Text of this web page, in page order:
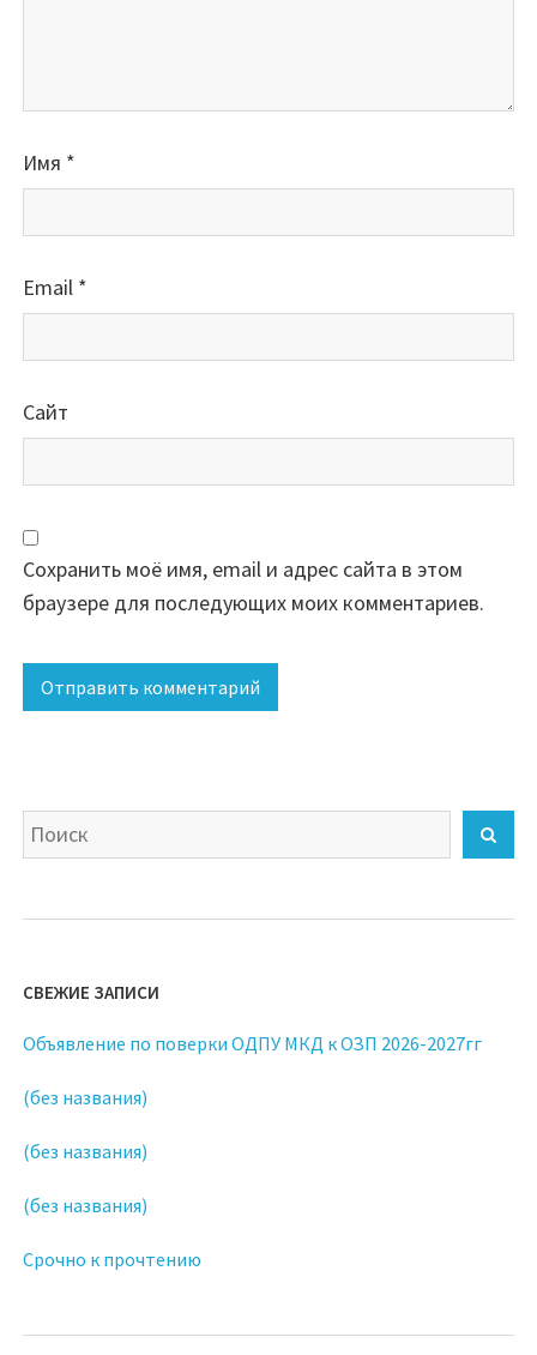
Имя *
Email *
Сайт
Сохранить моё имя, email и адрес сайта в этом
браузере для последующих моих комментариев.
Найти:
СВЕЖИЕ ЗАПИСИ
Объявление по поверки ОДПУ МКД к ОЗП 2026-2027гг
(без названия)
(без названия)
(без названия)
Срочно к прочтению